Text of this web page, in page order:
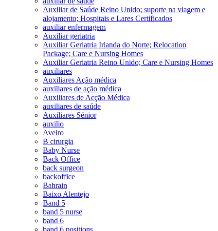
Auxiliar de Saúde Reino Unido; suporte na viagem e
alojamento; Hospitais e Lares Certificados
auxiliar enfermagem
Auxiliar geriatria
Auxiliar Geriatria Irlanda do Norte; Relocation
Package; Care e Nursing Homes
Auxiliar Geriatria Reino Unido; Care e Nursing Homes
auxiliares
Auxiliares Ação médica
auxiliares de ação médica
Auxiliares de Acção Médica
auxiliares de saúde
Auxiliares Sénior
auxilio
Aveiro
B cirurgia
Baby Nurse
Back Office
back surgeon
backoffice
Bahrain
Baixo Alentejo
Band 5
band 5 nurse
band 6
band 6 positions